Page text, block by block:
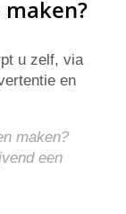
u zelf, via
en
maken?
een